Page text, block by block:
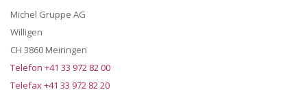
Michel Gruppe AG
Willigen
CH 3860 Meiringen
Telefon +41 33 972 82 00
Telefax +41 33 972 82 20